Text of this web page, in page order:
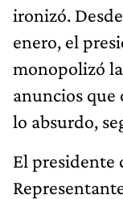
ironizó.
enero, el
monopolizó
anuncios que
lo absurdo,
El presidente